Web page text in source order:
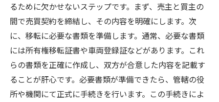
るために欠かせないステップです。まず、売主と買主の
間で売買契約を締結し、その内容を明確にします。次
に、移転に必要な書類を準備します。通常、必要な書類
には所有権移転証書や車両登録証などがあります。これ
らの書類を正確に作成し、双方が合意した内容を記載す
ることが肝心です。必要書類が準備できたら、管轄の役
所や機関にて正式に手続きを行います。この手続きによ